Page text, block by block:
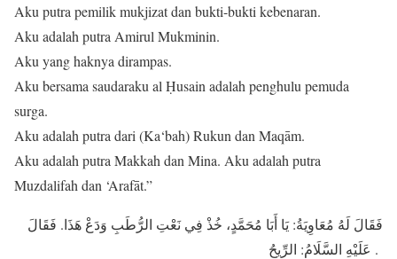
Aku putra pemilik mukjizat dan bukti-bukti kebenaran.
Aku adalah putra Amirul Mukminin.
Aku yang haknya dirampas.
Aku bersama saudaraku al Ḥusain adalah penghulu pemuda
surga.
Aku adalah putra dari (Ka‘bah) Rukun dan Maqām.
Aku adalah putra Makkah dan Mina. Aku adalah putra
Muzdalifah dan ‘Arafāt.”
فَقَالَ لَهُ مُعَاوِيَةُ: يَا أَبَا مُحَمَّدٍ، خُذْ فِي نَعْتِ الرُّطَبِ وَدَعْ هَذَا. فَقَالَ
عَلَيْهِ السَّلَامُ: الرِّيحُ .